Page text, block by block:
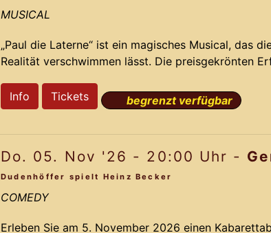
MUSICAL
„Paul die Laterne“ ist ein magisches Musical, das
Realität verschwimmen lässt. Die preisgekrönten
auf der dramatisch lustigen Story und den
aus dem Jahr 2012 gelingt Komponist Jochen
Pa
Info Tickets begrenzt verfügbar
Do. 05. Nov '26 - 20:00 Uhr -
Dudenhöffer spielt Heinz Becker
COMEDY
Erleben Sie am 5. November 2026 einen